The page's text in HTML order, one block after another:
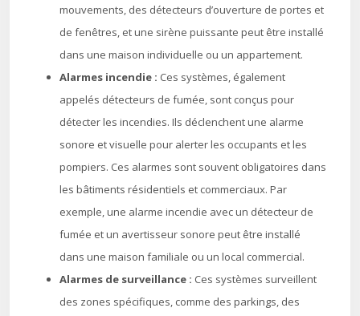
mouvements, des détecteurs d’ouverture de portes et
de fenêtres, et une sirène puissante peut être installé
dans une maison individuelle ou un appartement.
Alarmes incendie : Ces systèmes, également
appelés détecteurs de fumée, sont conçus pour
détecter les incendies. Ils déclenchent une alarme
sonore et visuelle pour alerter les occupants et les
pompiers. Ces alarmes sont souvent obligatoires dans
les bâtiments résidentiels et commerciaux. Par
exemple, une alarme incendie avec un détecteur de
fumée et un avertisseur sonore peut être installé
dans une maison familiale ou un local commercial.
Alarmes de surveillance : Ces systèmes surveillent
des zones spécifiques, comme des parkings, des